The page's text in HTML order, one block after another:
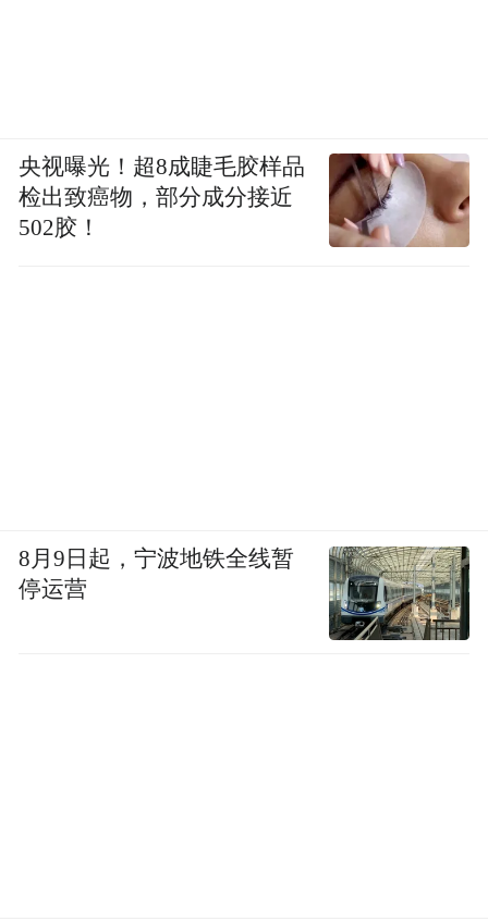
央视曝光！超8成睫毛胶样品
检出致癌物，部分成分接近
502胶！
8月9日起，宁波地铁全线暂
停运营